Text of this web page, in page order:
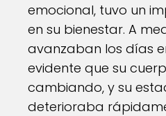
emocional, tuvo un
en su bienestar. A
avanzaban los días
evidente que su
cambiando, y su
deterioraba